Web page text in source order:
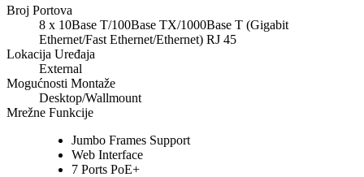
Broj Portova
8 x 10Base T/100Base TX/1000Base T (Gigabit
Ethernet/Fast Ethernet/Ethernet) RJ 45
Lokacija Uređaja
External
Mogućnosti Montaže
Desktop/Wallmount
Mrežne Funkcije
Jumbo Frames Support
Web Interface
7 Ports PoE+